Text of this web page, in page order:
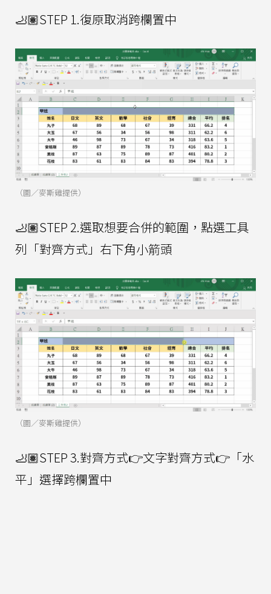
🦶🏽STEP 1.復原取消跨欄置中
（圖／麥斯雞提供）
🦶🏽STEP 2.選取想要合併的範圍，點選工具
列「對齊方式」右下角小箭頭
（圖／麥斯雞提供）
🦶🏽STEP 3.對齊方式👉文字對齊方式👉「水
平」選擇跨欄置中